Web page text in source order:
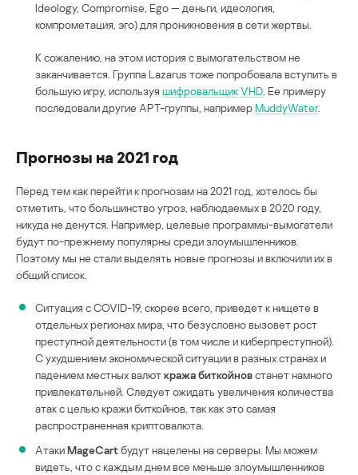
Ideology, Compromise, Ego — деньги, идеология,
компрометация, эго) для проникновения в сети жертвы.
К сожалению, на этом история с вымогательством не
заканчивается. Группа Lazarus тоже попробовала вступить в
большую игру, используя шифровальщик VHD . Ее примеру
последовали другие APT-группы, напримерMuddyWater.
Прогнозы на 2021 год
Перед тем как перейти к прогнозам на 2021 год, хотелось бы
отметить, что большинство угроз, наблюдаемых в 2020 году,
никуда не денутся. Например, целевые программы-вымогатели
будут по-прежнему популярны среди злоумышленников.
Поэтому мы не стали выделять новые прогнозы и включили их в
общий список.
Ситуация с COVID-19, скорее всего, приведет к нищете в
отдельных регионах мира, что безусловно вызовет рост
преступной деятельности (в том числе и киберпреступной).
С ухудшением экономической ситуации в разных странах и
падением местных валюткража биткойновстанет намного
привлекательней. Следует ожидать увеличения количества
атак с целью кражи биткойнов, так как это самая
распространенная криптовалюта.
АтакиMageCartбудут нацелены на серверы. Мы можем
видеть, что с каждым днем все меньше злоумышленников